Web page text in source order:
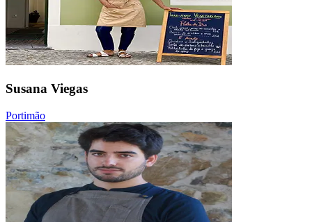
Susana Viegas
Portimão